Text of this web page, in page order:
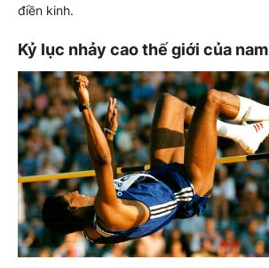
điền kinh.
Kỷ lục nhảy cao thế giới của nam